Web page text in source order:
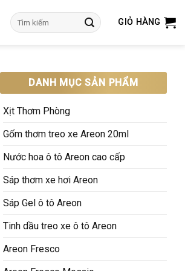
Tìm
kiếm:
GIỎ HÀNG
DANH MỤC SẢN PHẨM
Xịt Thơm Phòng
Gốm thơm treo xe Areon 20ml
Nước hoa ô tô Areon cao cấp
Sáp thơm xe hơi Areon
Sáp Gel ô tô Areon
Tinh dầu treo xe ô tô Areon
Areon Fresco